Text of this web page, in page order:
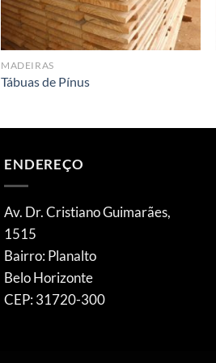
MADEIRAS
Tábuas de Pínus
ENDEREÇO
Av. Dr. Cristiano Guimarães,
1515
Bairro: Planalto
Belo Horizonte
CEP: 31720-300